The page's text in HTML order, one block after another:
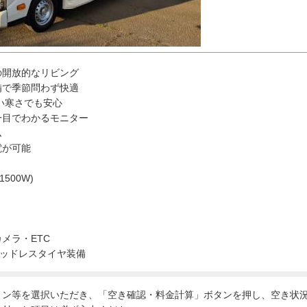
放的なリビング
季節問わず快適
寒さでも安心
でわかるモニター
可能
ラ・ETC
ドレスタイヤ装備
等を選択いただき、「空き確認・料金計算」ボタンを押し、空き状